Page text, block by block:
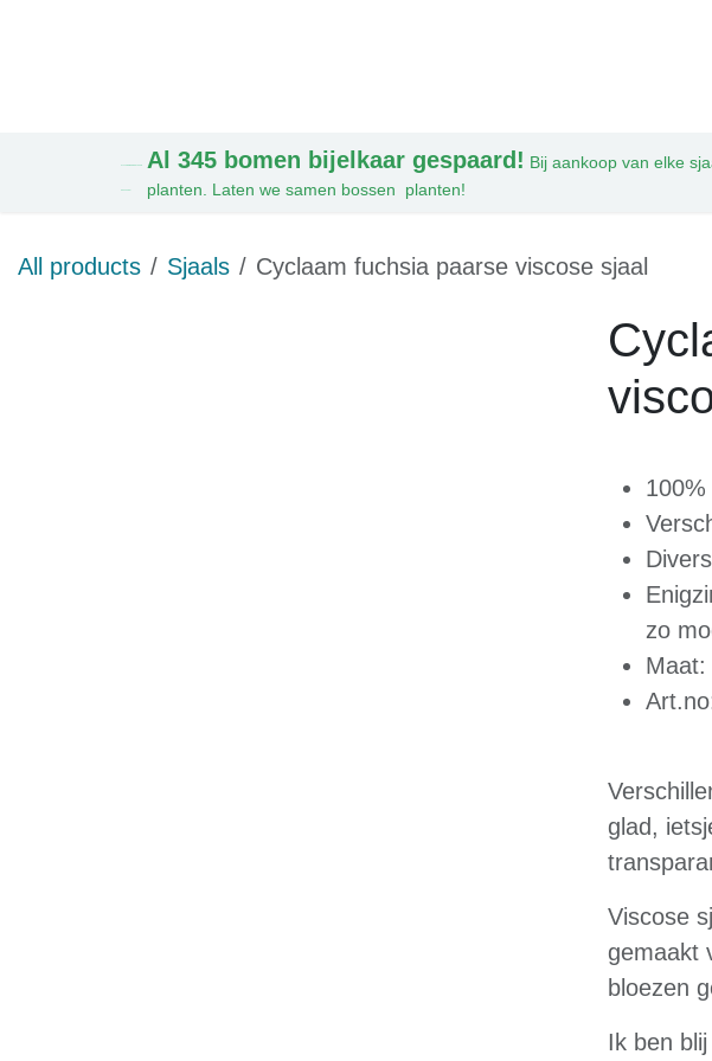
Al 345 bomen bijelkaar gespaard! Bij aankoop van elke
planten. Laten we samen bossen planten!
All products Sjaals Cyclaam fuchsia paarse viscose sjaal
zo
Maat:
glad,
Viscose
gemaakt
bloezen
Ik ben